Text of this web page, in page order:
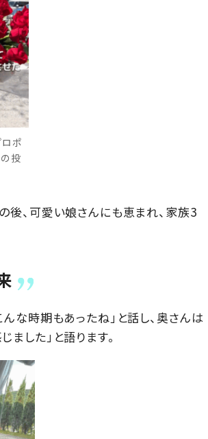
ポ
投
後、可愛い娘さんにも恵まれ、家族3
な時期もあったね」と話し、奥さんは
した」と語ります。